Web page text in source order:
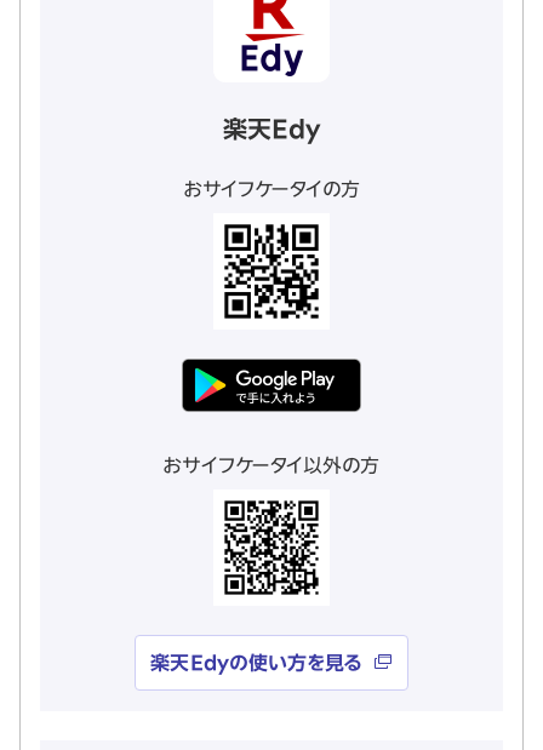
楽天Edy
おサイフケータイの方
おサイフケータイ以外の方
楽天Edyの使い方を見る